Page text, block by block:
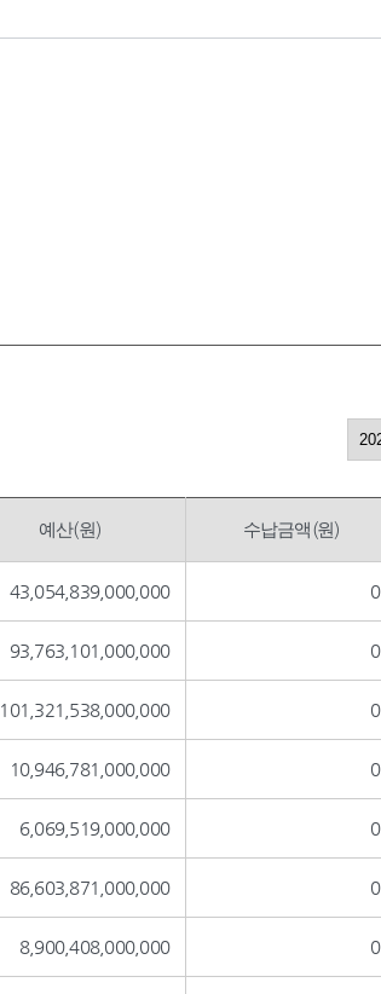
예산(원) 수납금액(원)
43,054,839,000,000 0
93,763,101,000,000 0
101,321,538,000,000 0
10,946,781,000,000 0
6,069,519,000,000 0
86,603,871,000,000 0
8,900,408,000,000 0